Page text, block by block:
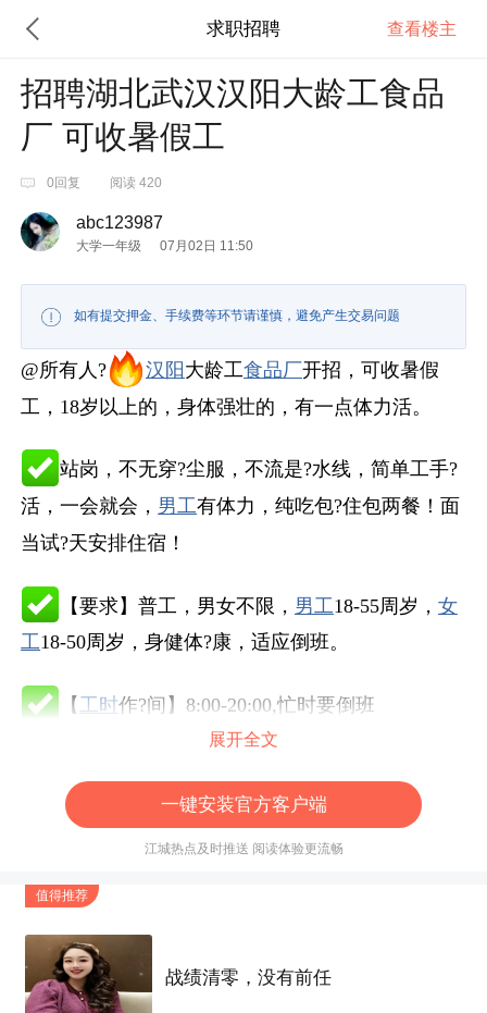
求职招聘 查看楼主
招聘湖北武汉汉阳大龄工食品
厂 可收暑假工
0回复 阅读 420
abc123987
大学一年级 07月02日 11:50
如有提交押金、手续费等环节请谨慎，避免产生交易问题
@所有人? 汉阳大龄工食品厂开招，可收暑假
工，18岁以上的，身体强壮的，有一点体力活。
站岗，不无穿?尘服，不流是?水线，简单工手?
活，一会就会， 男工有体力，纯吃包?住包两餐！面
当试?天安排住宿！
【要求】普工，男女不限， 男工18-55周岁， 女
工18-50周岁，身健体?康，适应倒班。
【 工时作?间】8:00-20:00,忙时要倒班
18每 每天按11小时算工资，夜班补贴15每
天，月入6500+，每月20号发薪！
[红包]可接受吃苦耐劳暑假工，18/
元。
【吃住】纯免费吃住，直刷接?餐卡不扣钱，住
展开全文
一键安装官方客户端
江城热点及时推送 阅读体验更流畅
值得推荐
战绩清零，没有前任